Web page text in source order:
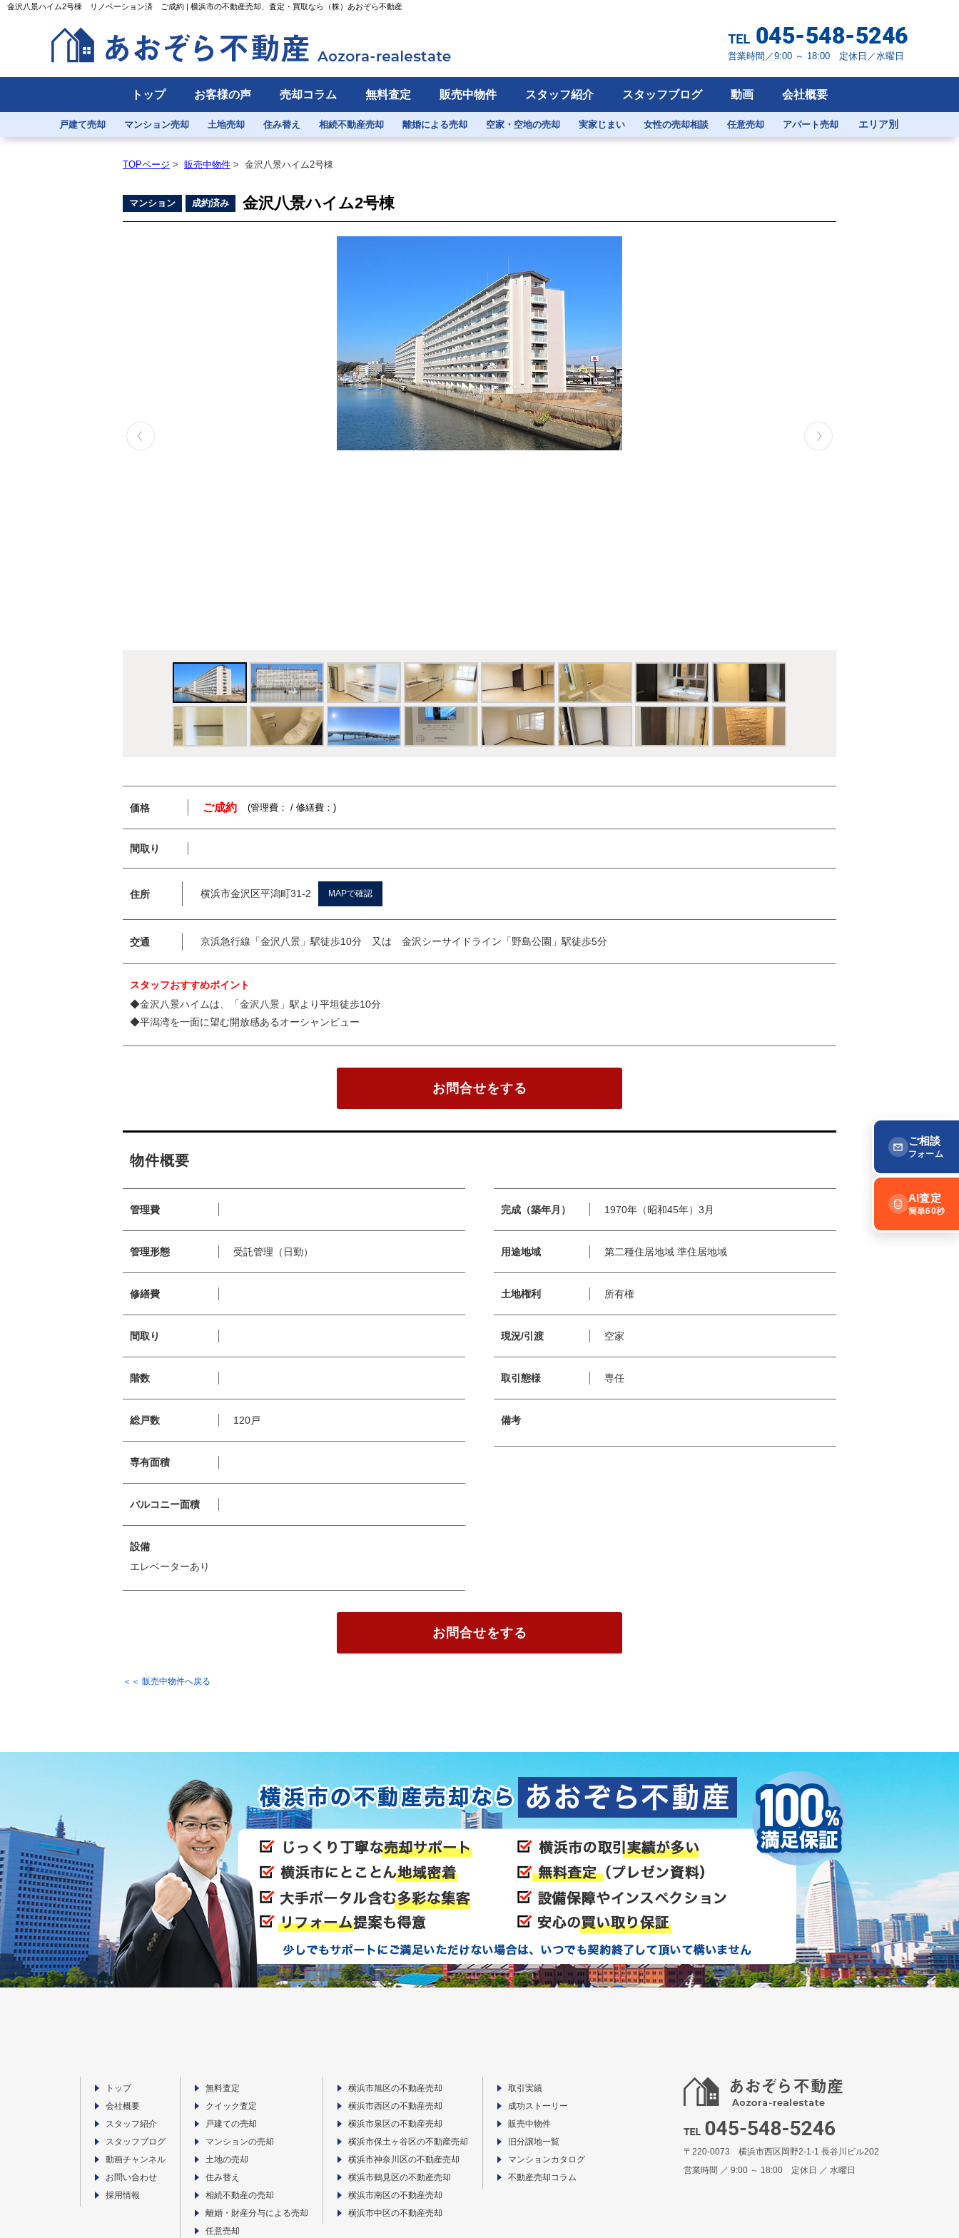
金沢八景ハイム2号棟 リノベーション済 ご成約 | 横浜市の不動産売却、査定・買取なら（株）あおぞら不動産
営業時間／9:00 ～ 18:00 定休日／水曜日
トップ お客様の声 売却コラム 無料査定 販売中物件 スタッフ紹介 スタッフブログ 動画 会社概要
戸建て売却 マンション売却 土地売却 住み替え 相続不動産売却 離婚による売却 空家・空地の売却 実家じまい 女性の売却相談 任意売却 アパート売却 エリア別
TOPページ > 販売中物件 > 金沢八景ハイム2号棟
マンション 成約済み 金沢八景ハイム2号棟
価格 ご成約 (管理費： / 修繕費：)
間取り
住所 横浜市金沢区平潟町31-2 MAPで確認
交通 京浜急行線「金沢八景」駅徒歩10分 又は 金沢シーサイドライン「野島公園」駅徒歩5分
スタッフおすすめポイント
◆金沢八景ハイムは、「金沢八景」駅より平坦徒歩10分
◆平潟湾を一面に望む開放感あるオーシャンビュー
お問合せをする
物件概要
管理費
管理形態 受託管理（日勤）
修繕費
間取り
階数
総戸数 120戸
専有面積
バルコニー面積
設備
エレベーターあり
完成（築年月） 1970年（昭和45年）3月
用途地域 第二種住居地域 準住居地域
土地権利 所有権
現況/引渡 空家
取引態様 専任
備考
お問合せをする
＜＜ 販売中物件へ戻る
トップ
会社概要
スタッフ紹介
スタッフブログ
動画チャンネル
お問い合わせ
採用情報
無料査定
クイック査定
戸建ての売却
マンションの売却
土地の売却
住み替え
相続不動産の売却
離婚・財産分与による売却
任意売却
横浜市旭区の不動産売却
横浜市西区の不動産売却
横浜市泉区の不動産売却
横浜市保土ヶ谷区の不動産売却
横浜市神奈川区の不動産売却
横浜市鶴見区の不動産売却
横浜市南区の不動産売却
横浜市中区の不動産売却
取引実績
成功ストーリー
販売中物件
旧分譲地一覧
マンションカタログ
不動産売却コラム
〒220-0073 横浜市西区岡野2-1-1 長谷川ビル202
営業時間 ／ 9:00 ～ 18:00 定休日 ／ 水曜日
ご相談
フォーム
AI査定
簡単60秒